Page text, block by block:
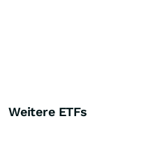
Weitere ETFs